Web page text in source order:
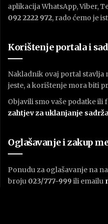
aplikacija WhatsApp, Viber,
092 2222 972, rado ćemo je
Korištenje portala i
Nakladnik ovaj portal
jeste, a korištenje mora biti
Objavili smo vaše podatke
zahtjev za uklanjanje
Oglašavanje i zakup
Ponudu za oglašavanje na
broju 023/777-999 ili emailu